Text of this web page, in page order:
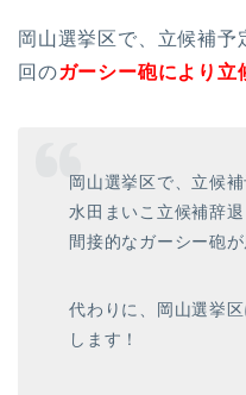
岡山選挙区で、立候補予
回のガーシー砲により立
岡山選挙区で、立候
水田まいこ立候補辞退
間接的なガーシー砲が
代わりに、岡山選挙
します！